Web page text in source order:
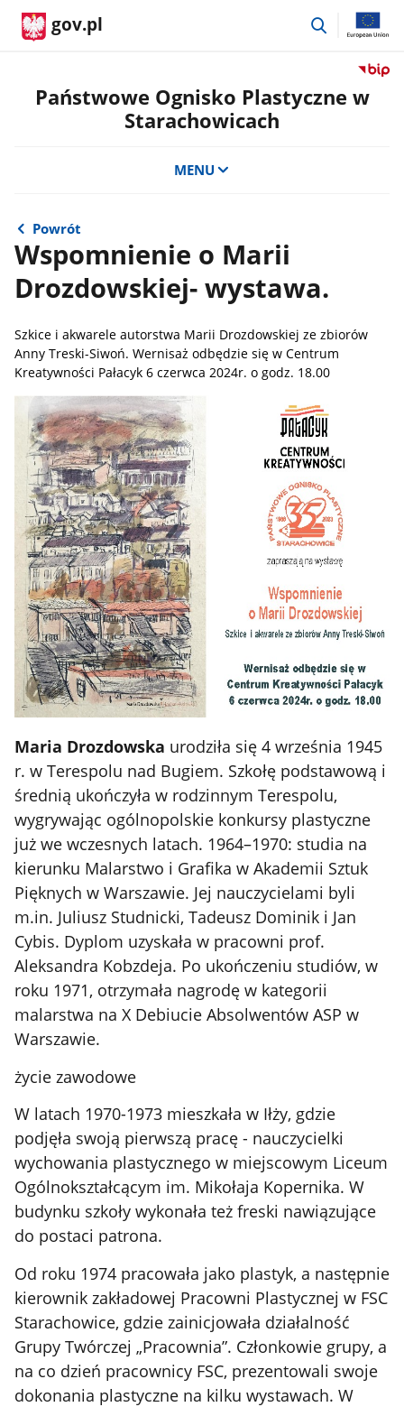
gov.pl
przejdź
Przejdź
do
Państwowe Ognisko Plastyczne w
Starachowicach
MENU
Powrót
Wspomnienie o Marii
Drozdowskiej- wystawa.
Szkice i akwarele autorstwa Marii Drozdowskiej ze zbiorów
Anny Treski-Siwoń. Wernisaż odbędzie się w Centrum
Kreatywności Pałacyk 6 czerwca 2024r. o godz. 18.00
Maria Drozdowska urodziła się 4 września 1945
r. w Terespolu nad Bugiem. Szkołę podstawową i
średnią ukończyła w rodzinnym Terespolu,
wygrywając ogólnopolskie konkursy plastyczne
już we wczesnych latach. 1964–1970: studia na
kierunku Malarstwo i Grafika w Akademii Sztuk
Pięknych w Warszawie. Jej nauczycielami byli
m.in. Juliusz Studnicki, Tadeusz Dominik i Jan
Cybis. Dyplom uzyskała w pracowni prof.
Aleksandra Kobzdeja. Po ukończeniu studiów, w
roku 1971, otrzymała nagrodę w kategorii
malarstwa na X Debiucie Absolwentów ASP w
Warszawie.
życie zawodowe
W latach 1970-1973 mieszkała w Iłży, gdzie
podjęła swoją pierwszą pracę - nauczycielki
wychowania plastycznego w miejscowym Liceum
Ogólnokształcącym im. Mikołaja Kopernika. W
budynku szkoły wykonała też freski nawiązujące
do postaci patrona.
Od roku 1974 pracowała jako plastyk, a następnie
kierownik zakładowej Pracowni Plastycznej w FSC
Starachowice, gdzie zainicjowała działalność
Grupy Twórczej „Pracownia”. Członkowie grupy, a
na co dzień pracownicy FSC, prezentowali swoje
dokonania plastyczne na kilku wystawach. W